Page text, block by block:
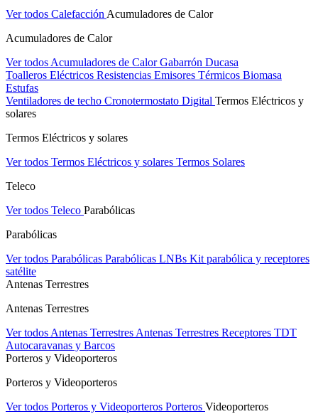
Ver todos Calefacción Acumuladores de Calor
Acumuladores de Calor
Ver todos Acumuladores de CalorGabarrón Ducasa
Toalleros Eléctricos Resistencias Emisores Térmicos Biomasa
Estufas
Ventiladores de techo Cronotermostato Digital Termos Eléctricos y
solares
Termos Eléctricos y solares
Ver todos Termos Eléctricos y solares Termos Solares
Teleco
Ver todos Teleco Parabólicas
Parabólicas
Ver todos Parabólicas Parabólicas LNBs Kit parabólica y receptores
satélite
Antenas Terrestres
Antenas Terrestres
Ver todos Antenas Terrestres Antenas Terrestres Receptores TDT
Autocaravanas y Barcos
Porteros y Videoporteros
Porteros y Videoporteros
Ver todos Porteros y Videoporteros Porteros Videoporteros